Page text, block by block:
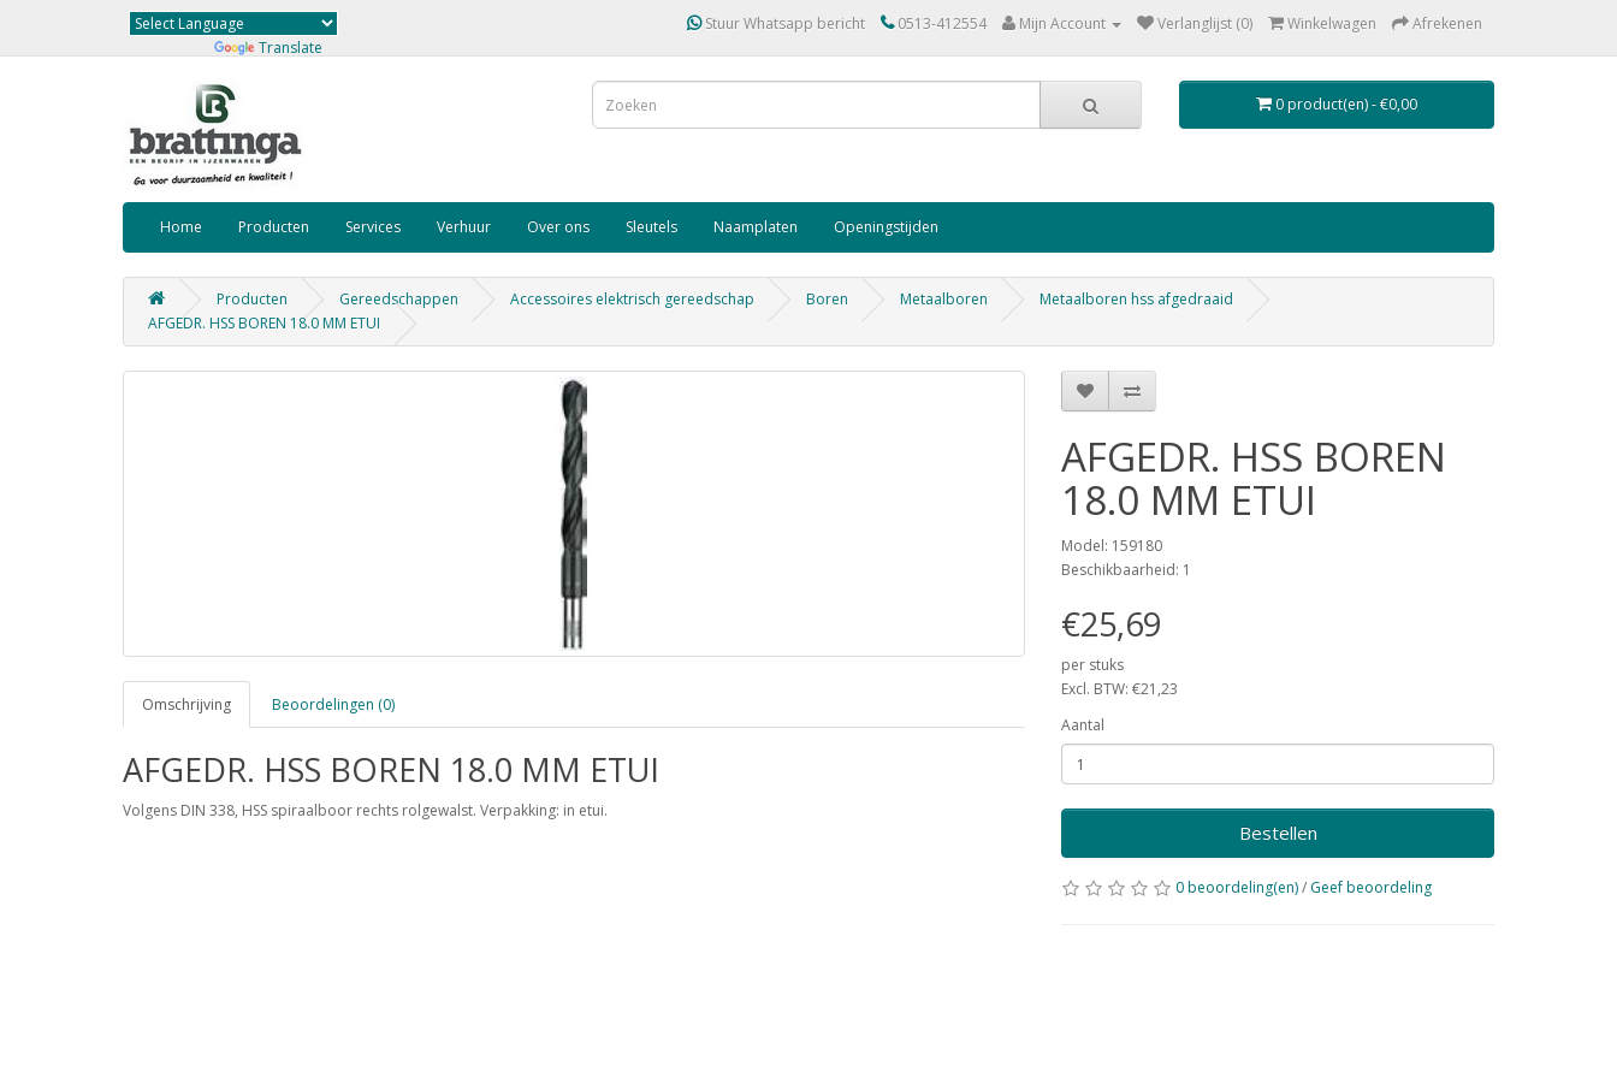
Translate
Stuur Whatsapp bericht 0513-412554 Mijn Account Verlanglijst (0) Winkelwagen Afrekenen
0 product(en) - €0,00
Home Producten Services Verhuur Over ons Sleutels Naamplaten Openingstijden
Producten Gereedschappen Accessoires elektrisch gereedschap Boren Metaalboren
Metaalboren hss afgedraaid
AFGEDR. HSS BOREN 18.0 MM ETUI
Omschrijving Beoordelingen (0)
AFGEDR. HSS BOREN 18.0 MM ETUI
Volgens DIN 338, HSS spiraalboor rechts rolgewalst. Verpakking: in etui.
AFGEDR. HSS BOREN
18.0 MM ETUI
Model: 159180
Beschikbaarheid: 1
€25,69
per stuks
Excl. BTW: €21,23
Aantal
Bestellen
0 beoordeling(en)/ Geef beoordeling